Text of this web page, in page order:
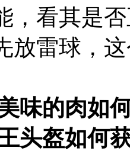
，看其是
放雷球，
味的肉如
头盔如何